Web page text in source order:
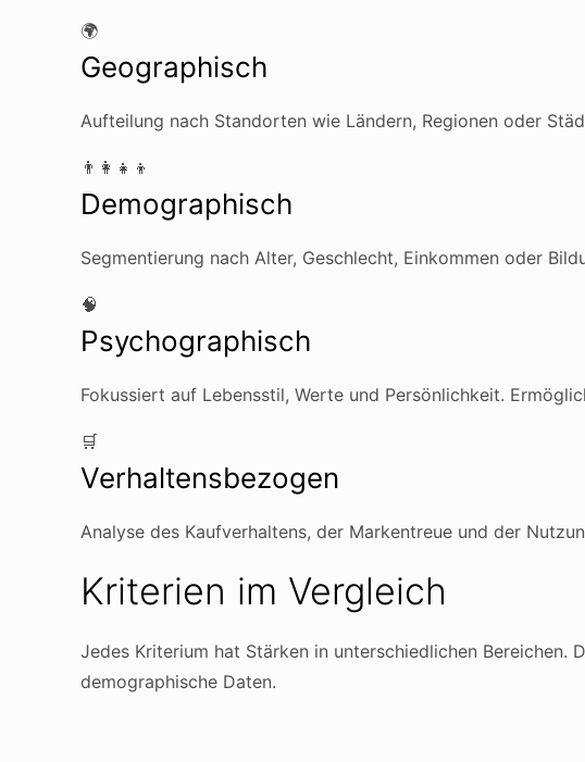
🌍
Geographisch
Aufteilung nach Standorten wie Ländern, Regionen oder
👨‍👩‍👧‍👦
Demographisch
Segmentierung nach Alter, Geschlecht, Einkommen oder
🧠
Psychographisch
Fokussiert auf Lebensstil, Werte und Persönlichkeit.
🛒
Verhaltensbezogen
Analyse des Kaufverhaltens, der Markentreue und der
Kriterien im Vergleich
Jedes Kriterium hat Stärken in unterschiedlichen
demographische Daten.